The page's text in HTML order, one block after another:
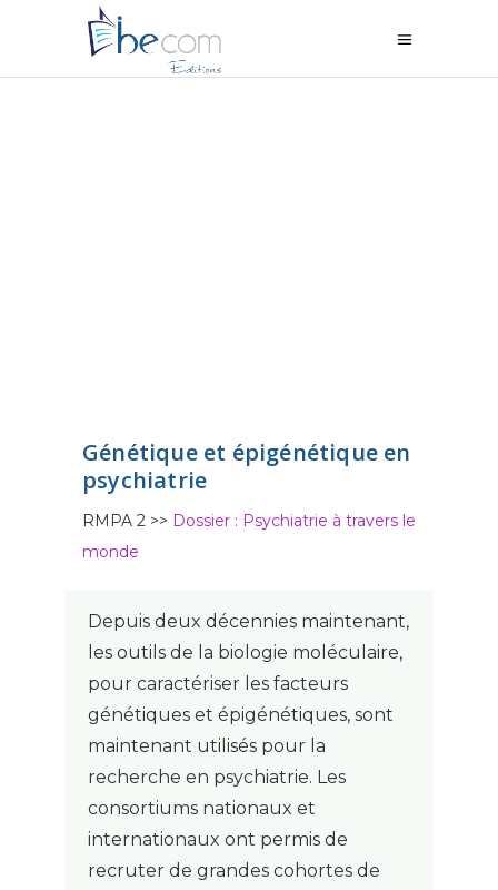
Génétique et épigénétique en
psychiatrie
RMPA 2 >> Dossier : Psychiatrie à travers le
monde
Depuis deux décennies maintenant,
les outils de la biologie moléculaire,
pour caractériser les facteurs
génétiques et épigénétiques, sont
maintenant utilisés pour la
recherche en psychiatrie. Les
consortiums nationaux et
internationaux ont permis de
recruter de grandes cohortes de